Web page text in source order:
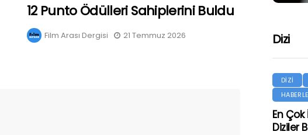
12 Punto Ödülleri Sahiplerini Buldu
Film Arası Dergisi 21 Temmuz 2026 Dizi
DİZİ
En
Diziler